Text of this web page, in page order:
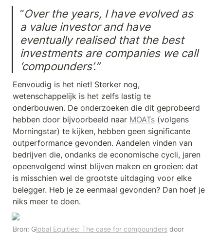
“Over the years, I have evolved as
a value investor and have
eventually realised that the best
investments are companies we call
‘compounders’.”
Eenvoudig is het niet! Sterker nog,
wetenschappelijk is het zelfs lastig te
onderbouwen. De onderzoeken die dit geprobeerd
hebben door bijvoorbeeld naar MOATs (volgens
Morningstar) te kijken, hebben geen significante
outperformance gevonden. Aandelen vinden van
bedrijven die, ondanks de economische cycli, jaren
opeenvolgend winst blijven maken en groeien: dat
is misschien wel de grootste uitdaging voor elke
belegger. Heb je ze eenmaal gevonden? Dan hoef je
niks meer te doen.
Bron: Global Equities: The case for compounders door